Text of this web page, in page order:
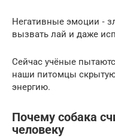
Негативные эмоции ‐
вызвать лай и даже
Сейчас учёные
наши питомцы
энергию.
Почему собака
человеку